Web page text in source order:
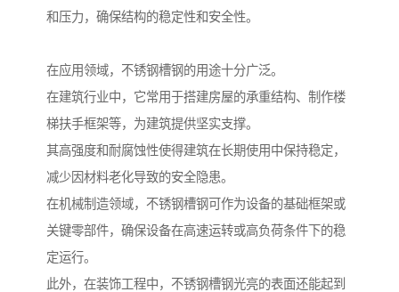
和压力，确保结构的稳定性和安全性。
在应用领域，不锈钢槽钢的用途十分广泛。
在建筑行业中，它常用于搭建房屋的承重结构、制作楼
梯扶手框架等，为建筑提供坚实支撑。
其高强度和耐腐蚀性使得建筑在长期使用中保持稳定，
减少因材料老化导致的安全隐患。
在机械制造领域，不锈钢槽钢可作为设备的基础框架或
关键零部件，确保设备在高速运转或高负荷条件下的稳
定运行。
此外，在装饰工程中，不锈钢槽钢光亮的表面还能起到